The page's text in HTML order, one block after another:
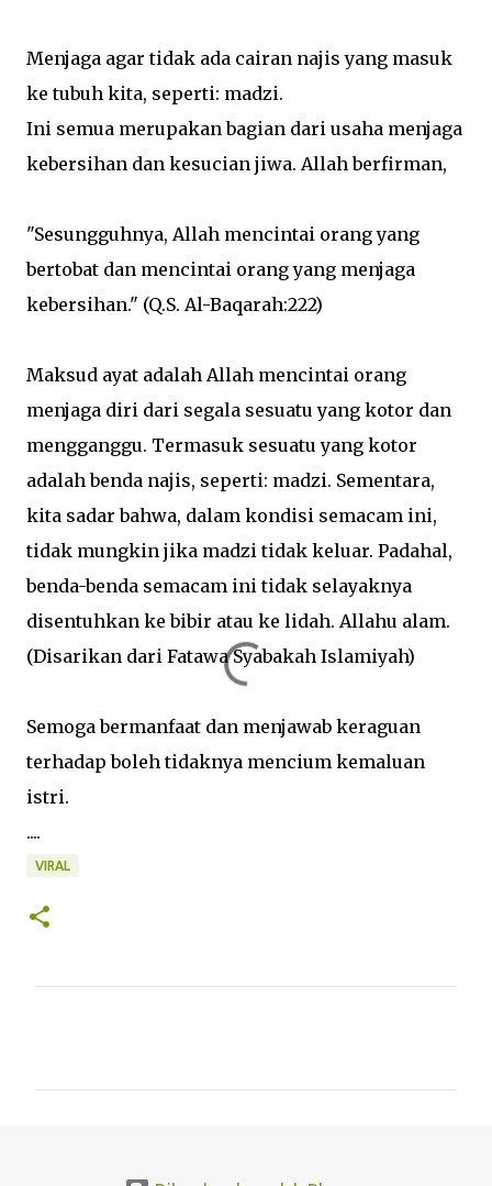
Menjaga agar tidak ada cairan najis yang masuk
ke tubuh kita, seperti: madzi.
Ini semua merupakan bagian dari usaha menjaga
kebersihan dan kesucian jiwa. Allah berfirman,
"Sesungguhnya, Allah mencintai orang yang
bertobat dan mencintai orang yang menjaga
kebersihan." (Q.S. Al-Baqarah:222)
Maksud ayat adalah Allah mencintai orang
menjaga diri dari segala sesuatu yang kotor dan
mengganggu. Termasuk sesuatu yang kotor
adalah benda najis, seperti: madzi. Sementara,
kita sadar bahwa, dalam kondisi semacam ini,
tidak mungkin jika madzi tidak keluar. Padahal,
benda-benda semacam ini tidak selayaknya
disentuhkan ke bibir atau ke lidah. Allahu alam.
(Disarikan dari Fatawa Syabakah Islamiyah)
Semoga bermanfaat dan menjawab keraguan
terhadap boleh tidaknya mencium kemaluan
istri.
....
VIRAL